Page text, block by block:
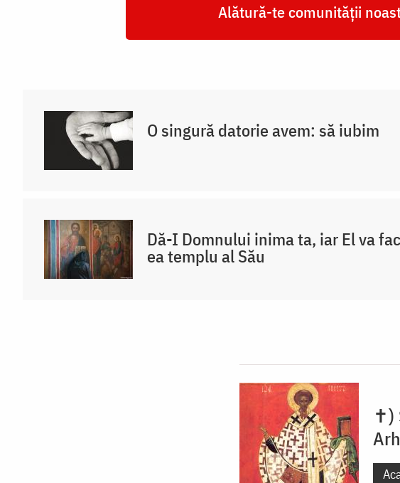
Alătură-te comunității
O singură datorie avem: să iubim
Dă-I Domnului inima ta, iar El va
ea templu al Său
✝)